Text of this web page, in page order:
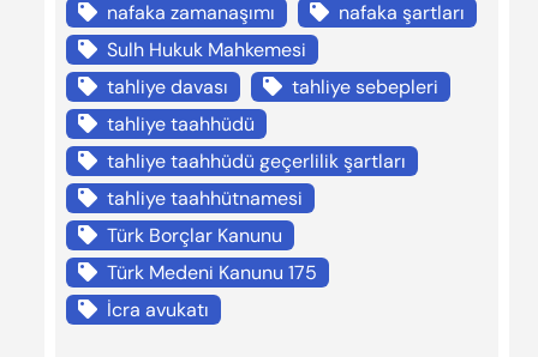
nafaka zamanaşımı
nafaka şartları
Sulh Hukuk Mahkemesi
tahliye davası
tahliye sebepleri
tahliye taahhüdü
tahliye taahhüdü geçerlilik şartları
tahliye taahhütnamesi
Türk Borçlar Kanunu
Türk Medeni Kanunu 175
İcra avukatı